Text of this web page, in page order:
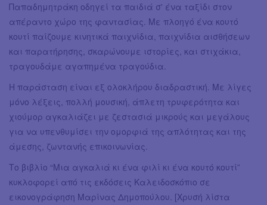
Παπαδημητράκη οδηγεί τα παιδιά σ' ένα ταξίδι στον
απέραντο χώρο της φαντασίας. Με πλοηγό ένα κουτό
κουτί παίζουμε κινητικά παιχνίδια, παιχνίδια αισθήσεων
και παρατήρησης, σκαρώνουμε ιστορίες, και στιχάκια,
τραγουδάμε αγαπημένα τραγούδια.
Η παράσταση είναι εξ ολοκλήρου διαδραστική. Με λίγες
μόνο λέξεις, πολλή μουσική, άπλετη τρυφερότητα και
χιούμορ αγκαλιάζει με ζεστασιά μικρούς και μεγάλους
για να υπενθυμίσει την ομορφιά της απλότητας και της
άμεσης, ζωντανής επικοινωνίας.
Το βιβλίο “Μια αγκαλιά κι ένα φιλί κι ένα κουτό κουτί”
κυκλοφορεί από τις εκδόσεις Καλειδοσκόπιο σε
εικονογράφηση Μαρίνας Δημοπούλου. [Χρυσή λίστα